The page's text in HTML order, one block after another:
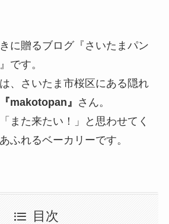
に贈るブログ『さいたまパン
です。
、さいたま市桜区にある隠れ
『makotopan』 さん。
また来たい！」と思わせてく
ふれるベーカリーです。
目次